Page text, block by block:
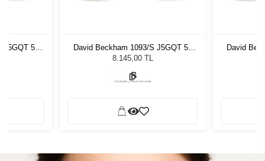
59
David Beckham 1093/S J5GQT 59
Unisex Güneş Gözlüğü
8.145,00 TL
David